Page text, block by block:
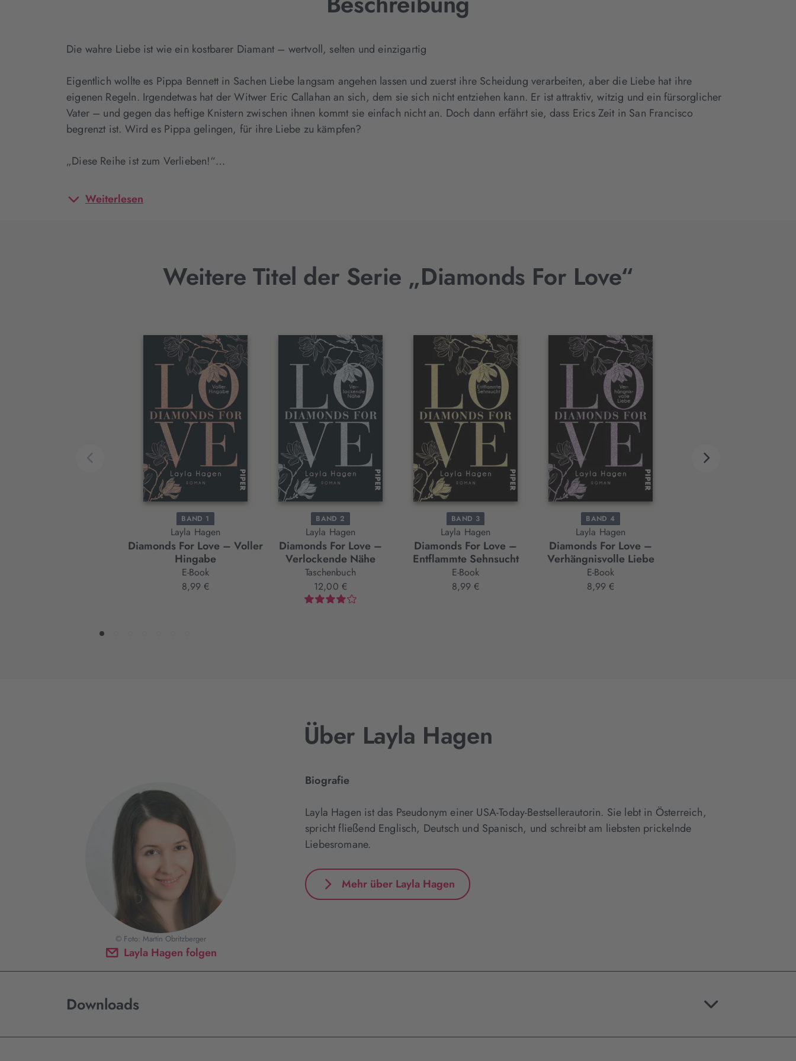
Die wahre Liebe ist wie ein kostbarer Diamant – wertvoll, selten und einzigartig
Eigentlich wollte es Pippa Bennett in Sachen Liebe langsam angehen lassen und zuerst ihre Scheidung verarbeiten, aber die Liebe hat ihre
eigenen Regeln. Irgendetwas hat der Witwer Eric Callahan an sich, dem sie sich nicht entziehen kann. Er ist attraktiv, witzig und ein fürsorglicher
Vater – und gegen das heftige Knistern zwischen ihnen kommt sie einfach nicht an. Doch dann erfährt sie, dass Erics Zeit in San Francisco
begrenzt ist. Wird es Pippa gelingen, für ihre Liebe zu kämpfen?
„Diese Reihe ist zum Verlieben!“…
Weiterlesen
Weitere Titel der Serie „Diamonds For Love“
Interaktives
Element
BAND 1
Layla Hagen
Diamonds For Love – Voller
Hingabe
E-Book
8,99 €
BAND 2
Layla Hagen
Diamonds For Love –
Verlockende Nähe
Taschenbuch
12,00 €
BAND 3
Layla Hagen
Diamonds For Love –
Entflammte Sehnsucht
E-Book
8,99 €
BAND 4
Layla Hagen
Diamonds For Love –
Verhängnisvolle Liebe
E-Book
8,99 €
Über Layla Hagen
Layla Hagen folgen
© Foto: Martin Obritzberger
Biografie
Layla Hagen ist das Pseudonym einer USA-Today-Bestsellerautorin. Sie lebt in Österreich,
spricht fließend Englisch, Deutsch und Spanisch, und schreibt am liebsten prickelnde
Liebesromane.
Mehr über Layla Hagen
Downloads